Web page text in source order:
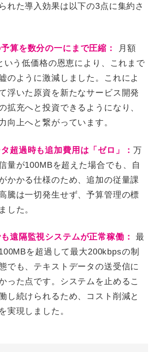
れた導入効果は以下の3点に集約さ
算を数分の一にまで圧縮：
月額
いう低価格の恩恵により、これまで
のように激減しました。これによ
浮いた原資を新たなサービス開発
拡充へと投資できるようになり、
向上へと繋がっています。
超過時も追加費用は「ゼロ」： 万
量が100MBを超えた場合でも、自
かかる仕様のため、追加の従量課
騰は一切発生せず、予算管理の標
した。
遠隔監視システムが正常稼働：
最
を超過して最大200kbpsの制
でも、テキストデータの送受信に
った点です。システムを止めるこ
し続けられるため、コスト削減と
実現しました。